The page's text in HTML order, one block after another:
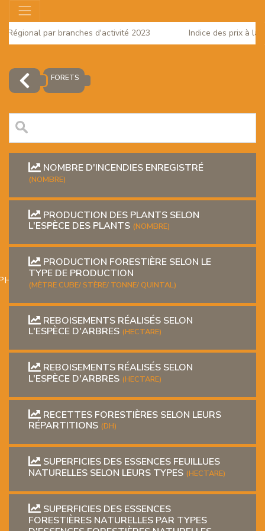
Régional par branches d'activité 2023
Indice des prix à la
FORETS
NOMBRE D'INCENDIES ENREGISTRÉ
(NOMBRE)
PRODUCTION DES PLANTS SELON
L'ESPÈCE DES PLANTS (NOMBRE)
PRODUCTION FORESTIÈRE SELON LE
TYPE DE PRODUCTION
(MÈTRE CUBE/ STÈRE/ TONNE/ QUINTAL)
REBOISEMENTS RÉALISÉS SELON
L'ESPÈCE D'ARBRES (HECTARE)
REBOISEMENTS RÉALISÉS SELON
L'ESPÈCE D'ARBRES (HECTARE)
RECETTES FORESTIÈRES SELON LEURS
RÉPARTITIONS (DH)
SUPERFICIES DES ESSENCES FEUILLUES
NATURELLES SELON LEURS TYPES (HECTARE)
SUPERFICIES DES ESSENCES
FORESTIÈRES NATURELLES PAR TYPES